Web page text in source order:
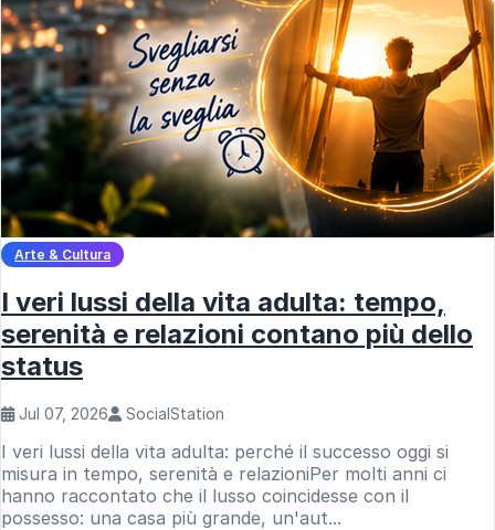
Arte & Cultura
I veri lussi della vita adulta: tempo,
serenità e relazioni contano più dello
status
Jul 07, 2026 SocialStation
I veri lussi della vita adulta: perché il successo oggi si
misura in tempo, serenità e relazioniPer molti anni ci
hanno raccontato che il lusso coincidesse con il
possesso: una casa più grande, un'aut...